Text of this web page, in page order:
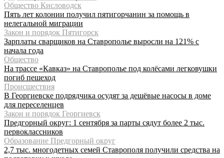
Общество Кисловодск
Пять лет колонии получил пятигорчанин за помощь в
нелегальной миграции
Закон и порядок Пятигорск
Зарплаты сварщиков на Ставрополье выросли на 121% с
начала года
Общество
На трассе «Кавказ» на Ставрополье под колёсами легковушки
погиб пешеход
Происшествия
В Георгиевске подрядчика осудят за дешёвые насосы в доме
для переселенцев
Закон и порядок Георгиевск
Предгорный округ: 1 сентября за парты сядут более 2 тыс.
первоклассников
Образование Предгорный округ
2,7 тыс. многодетных семей Ставрополя получили средства на